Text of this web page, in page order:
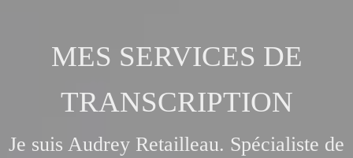
MES SERVICES DE
TRANSCRIPTION
Je suis Audrey Retailleau. Spécialiste de